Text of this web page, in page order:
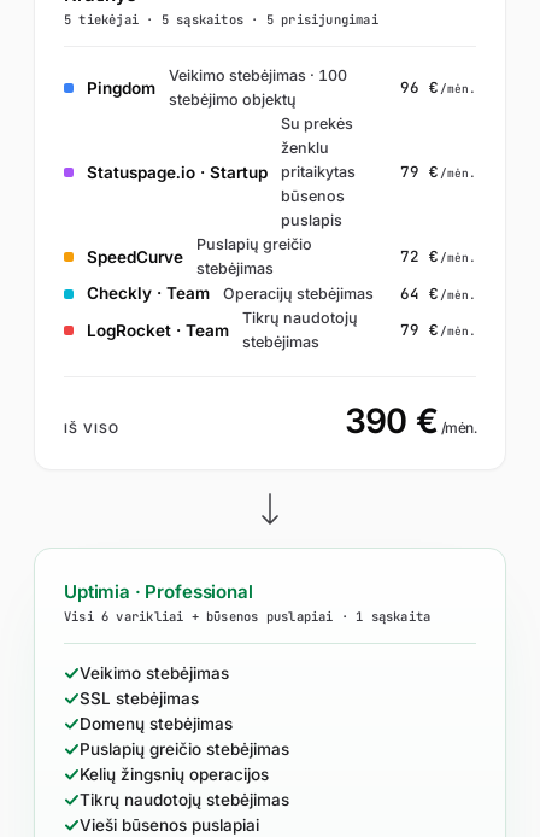
5 tiekėjai · 5 sąskaitos · 5 prisijungimai
Pingdom
Veikimo stebėjimas · 100
stebėjimo objektų
96 € /mėn.
Statuspage.io · Startup
Su prekės
ženklu
pritaikytas
būsenos
puslapis
79 € /mėn.
SpeedCurve
Puslapių greičio
stebėjimas
72 € /mėn.
Checkly · Team Operacijų stebėjimas 64 € /mėn.
LogRocket · Team
Tikrų naudotojų
stebėjimas
79 € /mėn.
IŠ VISO 390 € /mėn.
Uptimia · Professional
Visi 6 varikliai + būsenos puslapiai · 1 sąskaita
Veikimo stebėjimas
SSL stebėjimas
Domenų stebėjimas
Puslapių greičio stebėjimas
Kelių žingsnių operacijos
Tikrų naudotojų stebėjimas
Vieši būsenos puslapiai